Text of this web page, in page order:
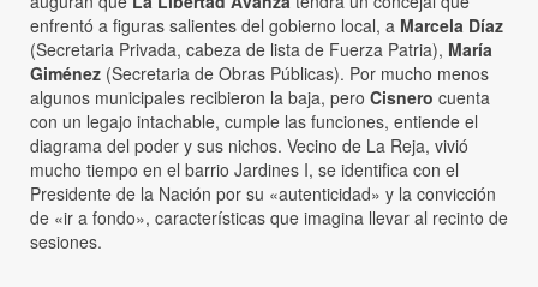
enfrentó a figuras salientes del gobierno local, a Marcela Díaz
(Secretaria Privada, cabeza de lista de Fuerza Patria), María
Giménez (Secretaria de Obras Públicas). Por mucho menos
algunos municipales recibieron la baja, pero Cisnero cuenta
con un legajo intachable, cumple las funciones, entiende el
diagrama del poder y sus nichos. Vecino de La Reja, vivió
mucho tiempo en el barrio Jardines I, se identifica con el
Presidente de la Nación por su «autenticidad» y la convicción
de «ir a fondo», características que imagina llevar al recinto de
sesiones.